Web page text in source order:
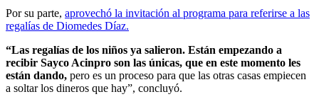
Por su parte, aprovechó la invitación al programa para referirse a las
regalías de Diomedes Díaz.
“Las regalías de los niños ya salieron. Están empezando a
recibir Sayco Acinpro son las únicas, que en este momento les
están dando, pero es un proceso para que las otras casas empiecen
a soltar los dineros que hay”, concluyó.